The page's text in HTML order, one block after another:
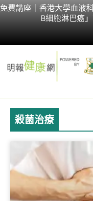
免費講座｜香港大學血液
B細胞淋巴癌
Skip
殺菌治療